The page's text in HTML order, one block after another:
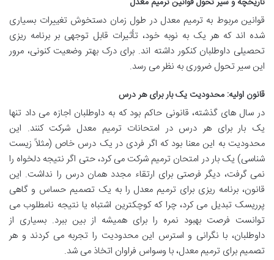
قوانین مربوط به ترمیم معدل در طول زمان دستخوش تغییرات بسیاری
شده اند که هر یک به نوبه خود، تأثیرات قابل توجهی بر برنامه ریزی
تحصیلی داوطلبان کنکور داشته اند. برای درک بهتر وضعیت کنونی، مرور
این سیر تحول ضروری به نظر می رسد.
قانون اولیه: محدودیت یک بار برای هر درس
در سال های گذشته، قانونی حاکم بود که به داوطلبان اجازه می داد تنها
یک بار برای هر درس در امتحانات ترمیم معدل شرکت کنند. این
محدودیت به این معنا بود که اگر فردی در یک درس خاص (مثلاً زیست
شناسی) یک بار در امتحان ترمیم شرکت می کرد، حتی اگر نتیجه دلخواه را
نمی گرفت، دیگر فرصتی برای ارتقاء مجدد همان درس را نداشت. این
قانون، برنامه ریزی برای ترمیم معدل را به یک تصمیم حساس و گاهی
پرریسک تبدیل می کرد، چرا که کوچکترین اشتباه یا نتیجه نامطلوب می
توانست فرصت بهبود نمره را برای همیشه از بین ببرد. بسیاری از
داوطلبان، با نگرانی و استرس این محدودیت را تجربه می کردند و هر
تصمیم برای ترمیم معدل، با وسواس فراوان اتخاذ می شد.